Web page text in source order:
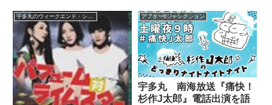
ついて、宇多丸さん、宇内梨沙さ
んと話していました。
よる異常空間をミッツィー申し訳
さんと振り返っていました。（宇
多丸）先週の日曜日、大阪で。
（ミッツィー申し訳）大阪で...
アフター6ジャンクション
宇多丸 南海放送『痛快！
杉作J太郎』電話出演を語